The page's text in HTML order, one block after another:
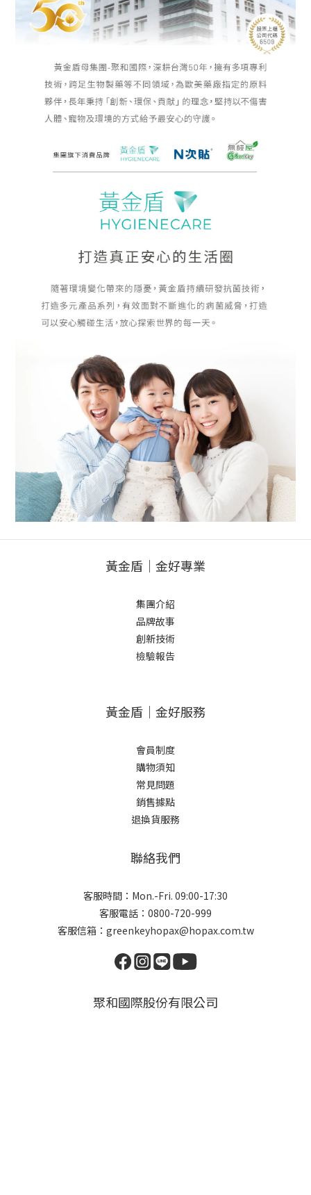
黃金盾｜金好專業
集團介紹
品牌故事
創新技術
檢驗報告
黃金盾｜金好服務
會員制度
購物須知
常見問題
銷售據點
退換貨服務
聯絡我們
客服時間：Mon.-Fri. 09:00-17:30
客服電話：0800-720-999
客服信箱：greenkeyhopax@hopax.com.tw
聚和國際股份有限公司